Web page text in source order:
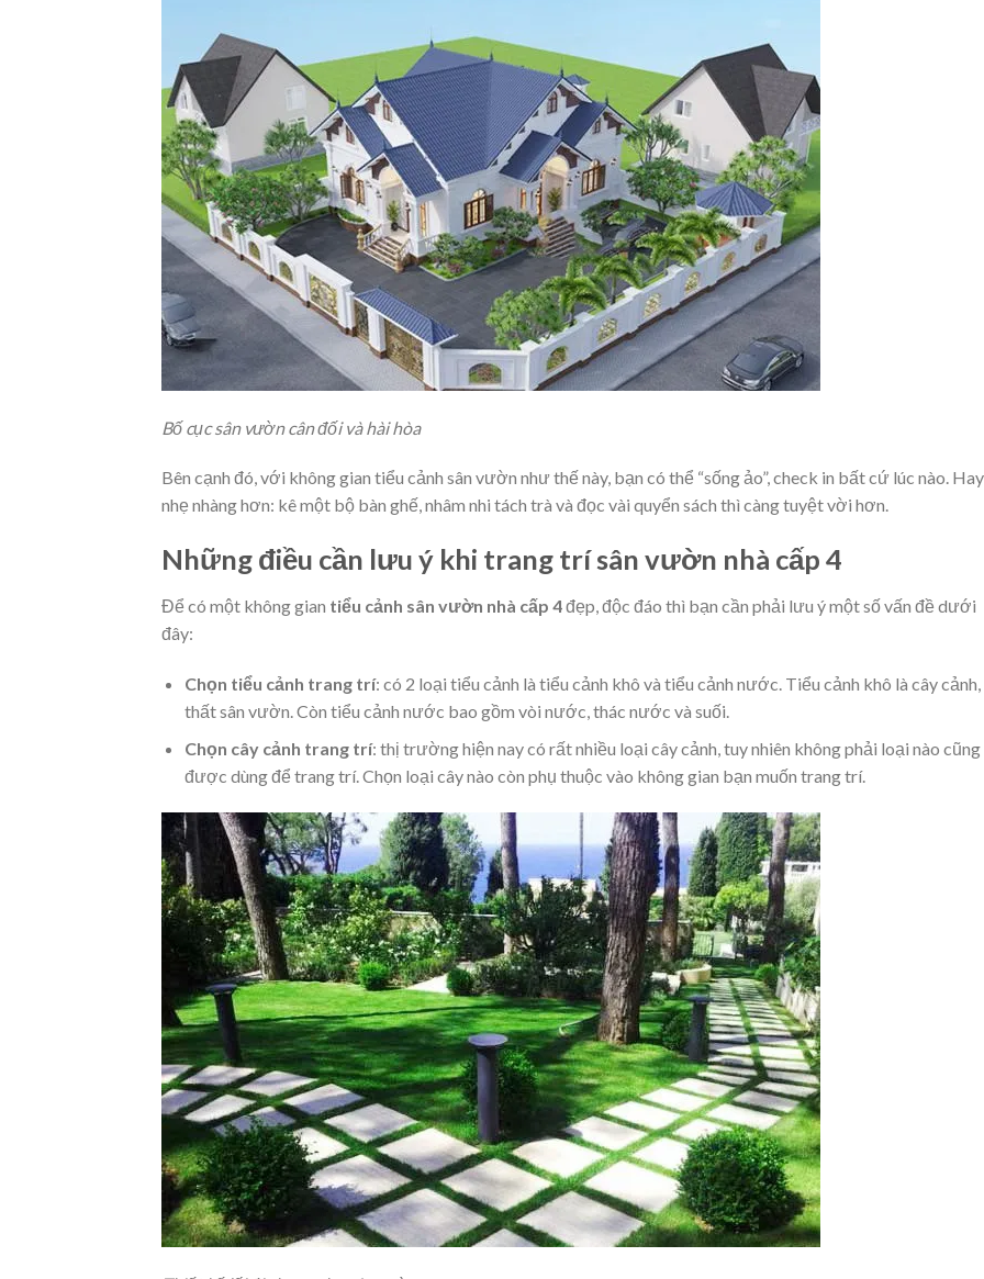
Bố cục sân vườn cân đối và hài hòa
Bên cạnh đó, với không gian tiểu cảnh sân vườn như thế này, bạn có thể “sống ảo”, check in bất cứ lúc nào. Hay
nhẹ nhàng hơn: kê một bộ bàn ghế, nhâm nhi tách trà và đọc vài quyển sách thì càng tuyệt vời hơn.
Những điều cần lưu ý khi trang trí sân vườn nhà cấp 4
Để có một không gian tiểu cảnh sân vườn nhà cấp 4đẹp, độc đáo thì bạn cần phải lưu ý một số vấn đề dưới
đây:
Chọn tiểu cảnh trang trí: có 2 loại tiểu cảnh là tiểu cảnh khô và tiểu cảnh nước. Tiểu cảnh khô là cây cảnh,
thất sân vườn. Còn tiểu cảnh nước bao gồm vòi nước, thác nước và suối.
Chọn cây cảnh trang trí: thị trường hiện nay có rất nhiều loại cây cảnh, tuy nhiên không phải loại nào cũng
được dùng để trang trí. Chọn loại cây nào còn phụ thuộc vào không gian bạn muốn trang trí.